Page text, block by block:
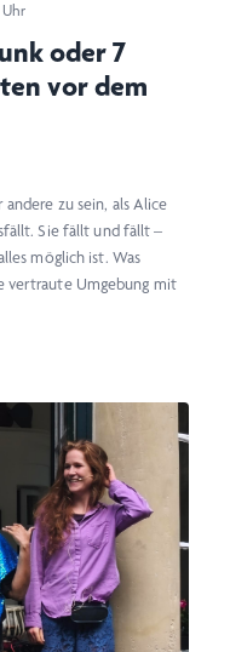
Uhr
oder 7
vor dem
andere zu sein, als Alice
Sie fällt und fällt –
möglich ist. Was
vertraute Umgebung mit